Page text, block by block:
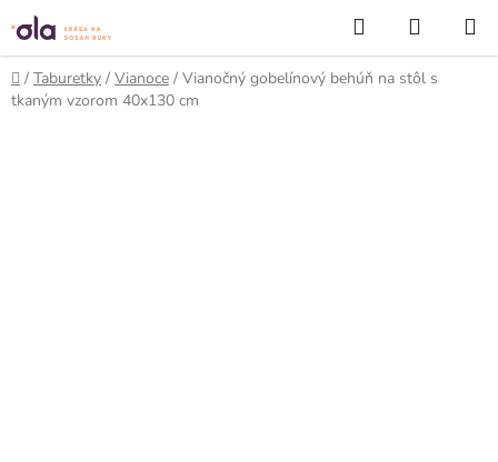
Prejsť
na
obsah
Hľadať
KOŠÍK
Domov
/ Taburetky / Vianoce / Vianočný gobelínový behúň na stôl s
tkaným vzorom 40x130 cm